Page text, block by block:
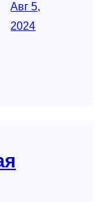
Авг 5,
2024